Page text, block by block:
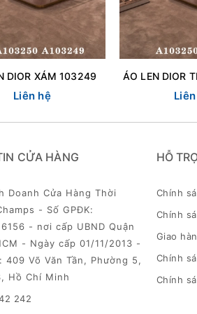
DIOR XÁM 103249
Liên hệ
CỬA HÀNG
Doanh Cửa Hàng Thời
- Số GPĐK:
- nơi cấp UBND Quận
- Ngày cấp 01/11/2013 -
409 Võ Văn Tần, Phường 5,
Hồ Chí Minh
242
HỖ
Chính
Chính
Giao
Chính
Chính